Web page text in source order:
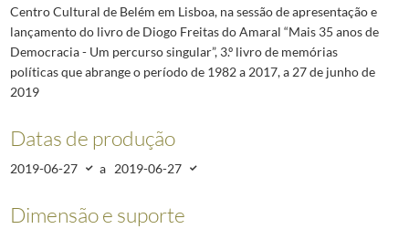
Centro Cultural de Belém em Lisboa, na sessão de apresentação e
lançamento do livro de Diogo Freitas do Amaral “Mais 35 anos de
Democracia - Um percurso singular”, 3.º livro de memórias
políticas que abrange o período de 1982 a 2017, a 27 de junho de
2019
Datas de produção
2019-06-27 a 2019-06-27
Dimensão e suporte